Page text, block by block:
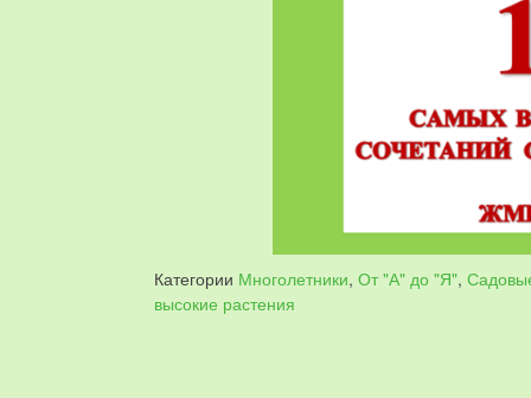
Категории Многолетники, От "А" до "Я",
высокие растения